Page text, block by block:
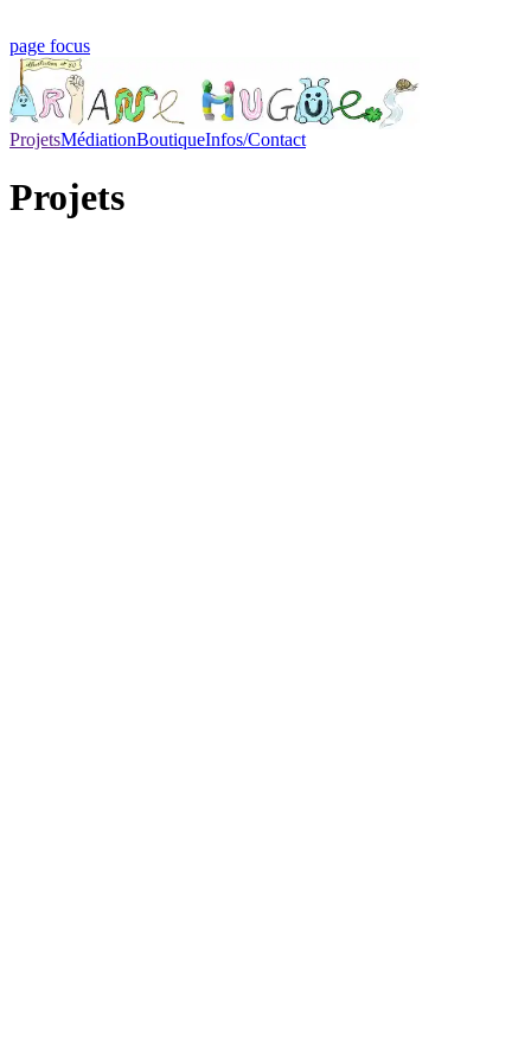
page focus
ProjetsMédiationBoutiqueInfos/Contact
Projets